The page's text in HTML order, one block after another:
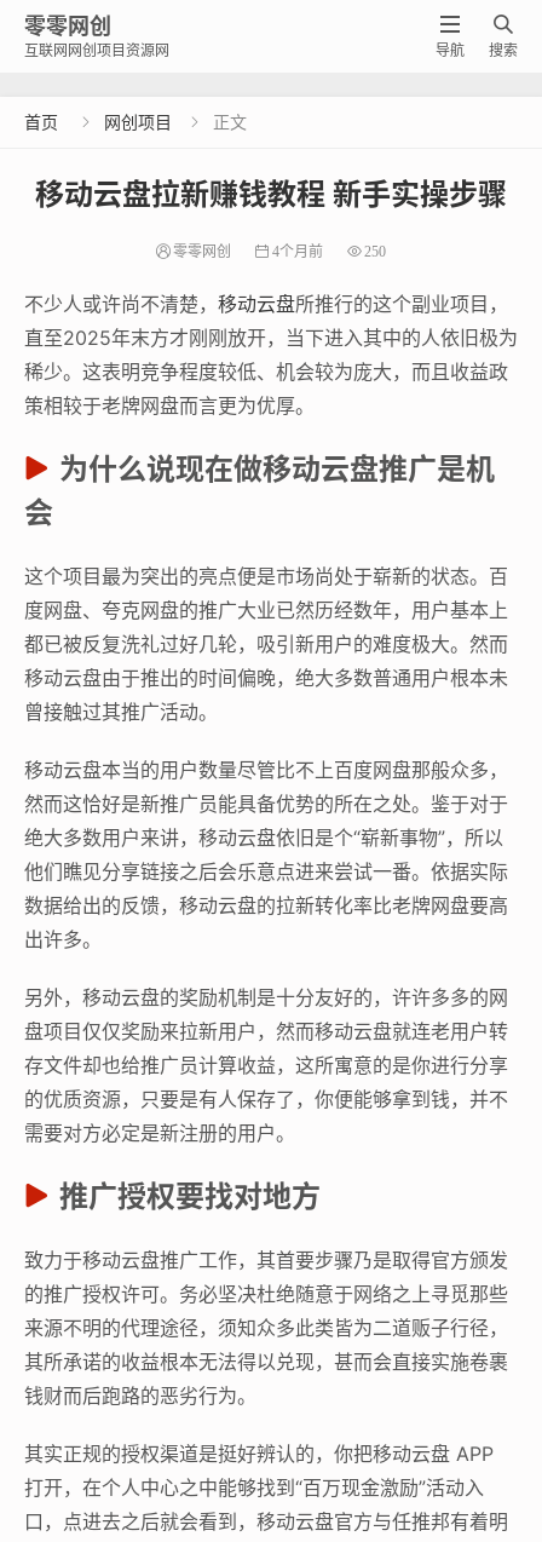
零零网创
互联网网创项目资源网

搜索

导航
首页  网创项目  正文
移动云盘拉新赚钱教程 新手实操步骤
零零网创 4个月前 250
不少人或许尚不清楚， 移动云盘所推行的这个副业项目，
直至2025年末方才刚刚放开，当下进入其中的人依旧极为
稀少。这表明竞争程度较低、机会较为庞大，而且收益政
策相较于老牌网盘而言更为优厚。
为什么说现在做移动云盘推广是机
会
这个项目最为突出的亮点便是市场尚处于崭新的状态。百
度网盘、夸克网盘的推广大业已然历经数年，用户基本上
都已被反复洗礼过好几轮，吸引新用户的难度极大。然而
移动云盘由于推出的时间偏晚，绝大多数普通用户根本未
曾接触过其推广活动。
移动云盘本当的用户数量尽管比不上百度网盘那般众多，
然而这恰好是新推广员能具备优势的所在之处。鉴于对于
绝大多数用户来讲，移动云盘依旧是个“崭新事物”，所以
他们瞧见分享链接之后会乐意点进来尝试一番。依据实际
数据给出的反馈，移动云盘的拉新转化率比老牌网盘要高
出许多。
另外，移动云盘的奖励机制是十分友好的，许许多多的网
盘项目仅仅奖励来拉新用户，然而移动云盘就连老用户转
存文件却也给推广员计算收益，这所寓意的是你进行分享
的优质资源，只要是有人保存了，你便能够拿到钱，并不
需要对方必定是新注册的用户。
推广授权要找对地方
致力于移动云盘推广工作，其首要步骤乃是取得官方颁发
的推广授权许可。务必坚决杜绝随意于网络之上寻觅那些
来源不明的代理途径，须知众多此类皆为二道贩子行径，
其所承诺的收益根本无法得以兑现，甚而会直接实施卷裹
钱财而后跑路的恶劣行为。
其实正规的授权渠道是挺好辨认的，你把移动云盘 APP
打开，在个人中心之中能够找到“百万现金激励”活动入
口，点进去之后就会看到，移动云盘官方与任推邦有着明